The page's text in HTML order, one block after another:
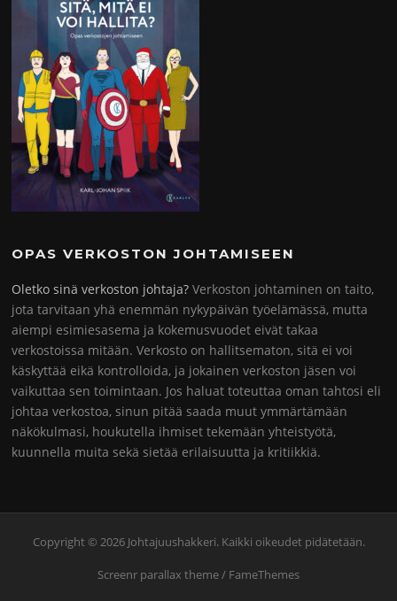
OPAS VERKOSTON JOHTAMISEEN
Oletko sinä verkoston johtaja? Verkoston johtaminen on taito,
jota tarvitaan yhä enemmän nykypäivän työelämässä, mutta
aiempi esimiesasema ja kokemusvuodet eivät takaa
verkostoissa mitään. Verkosto on hallitsematon, sitä ei voi
käskyttää eikä kontrolloida, ja jokainen verkoston jäsen voi
vaikuttaa sen toimintaan. Jos haluat toteuttaa oman tahtosi eli
johtaa verkostoa, sinun pitää saada muut ymmärtämään
näkökulmasi, houkutella ihmiset tekemään yhteistyötä,
kuunnella muita sekä sietää erilaisuutta ja kritiikkiä.
Copyright © 2026 Johtajuushakkeri. Kaikki oikeudet pidätetään.
Screenr parallax theme/ FameThemes